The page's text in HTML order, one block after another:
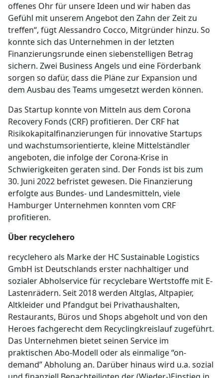
offenes Ohr für unsere Ideen und wir haben das
Gefühl mit unserem Angebot den Zahn der Zeit zu
treffen“, fügt Alessandro Cocco, Mitgründer hinzu. So
konnte sich das Unternehmen in der letzten
Finanzierungsrunde einen siebenstelligen Betrag
sichern. Zwei Business Angels und eine Förderbank
sorgen so dafür, dass die Pläne zur Expansion und
dem Ausbau des Teams umgesetzt werden können.
Das Startup konnte von Mitteln aus dem Corona
Recovery Fonds (CRF) profitieren. Der CRF hat
Risikokapitalfinanzierungen für innovative Startups
und wachstumsorientierte, kleine Mittelständler
angeboten, die infolge der Corona-Krise in
Schwierigkeiten geraten sind. Der Fonds ist bis zum
30. Juni 2022 befristet gewesen. Die Finanzierung
erfolgte aus Bundes- und Landesmitteln, viele
Hamburger Unternehmen konnten vom CRF
profitieren.
Über recyclehero
recyclehero als Marke der HC Sustainable Logistics
GmbH ist Deutschlands erster nachhaltiger und
sozialer Abholservice für recyclebare Wertstoffe mit E-
Lastenrädern. Seit 2018 werden Altglas, Altpapier,
Altkleider und Pfandgut bei Privathaushalten,
Restaurants, Büros und Shops abgeholt und von den
Heroes fachgerecht dem Recyclingkreislauf zugeführt.
Das Unternehmen bietet seinen Service im
praktischen Abo-Modell oder als einmalige “on-
demand” Abholung an. Darüber hinaus wird u.a. sozial